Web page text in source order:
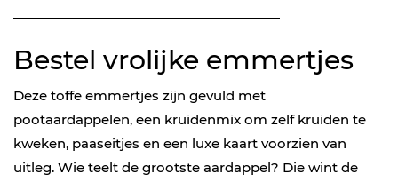
Bestel vrolijke emmertjes
Deze toffe emmertjes zijn gevuld met
pootaardappelen, een kruidenmix om zelf kruiden te
kweken, paaseitjes en een luxe kaart voorzien van
uitleg. Wie teelt de grootste aardappel? Die wint de